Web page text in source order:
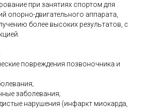
при занятиях спортом для
опорно-двигательного аппарата,
более высоких результатов, с
повреждения позвоночника и
заболевания;
нарушения (инфаркт миокарда,